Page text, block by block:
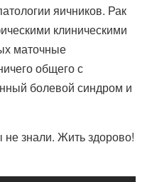
яичников. Рак
клиническими
маточные
общего с
болевой синдром и
не знали. Жить здорово!